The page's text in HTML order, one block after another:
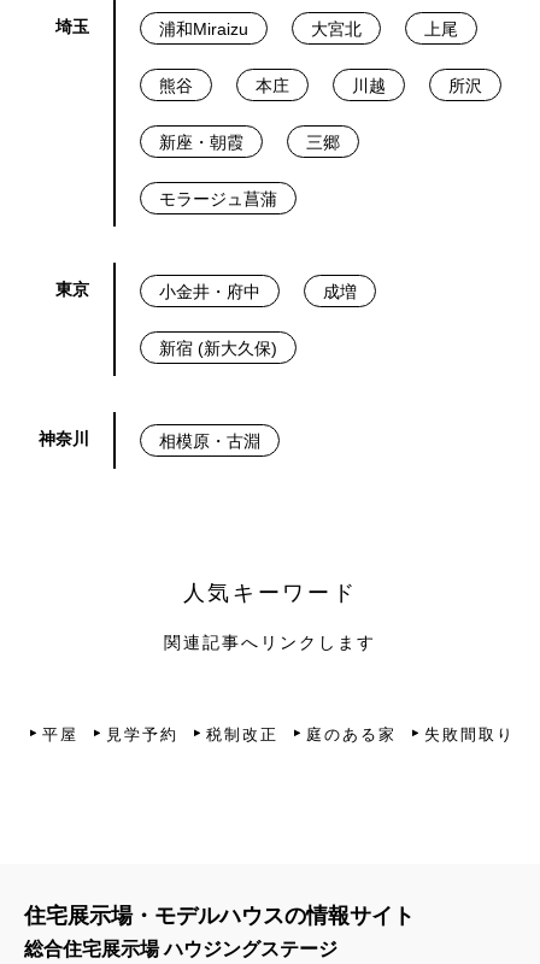
埼玉 浦和Miraizu 大宮北 上尾
熊谷 本庄 川越 所沢
新座・朝霞 三郷
モラージュ菖蒲
東京 小金井・府中 成増
新宿 (新大久保)
神奈川 相模原・古淵
人気キーワード
関連記事へリンクします
平屋 見学予約 税制改正 庭のある家 失敗間取り
住宅展示場・モデルハウスの情報サイト
総合住宅展示場 ハウジングステージ